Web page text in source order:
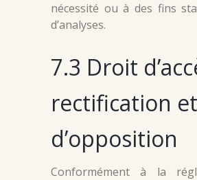
nécessité ou à des fins
d’analyses.
7.3 Droit
rectification et
d’opposition
Conformément à la